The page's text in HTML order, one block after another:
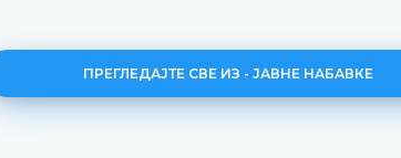
ПРЕГЛЕДАЈТЕ СВЕ ИЗ - ЈАВНЕ НАБАВКЕ